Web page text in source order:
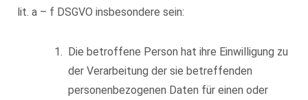
lit. a – f DSGVO insbesondere sein:
Die betroffene Person hat ihre Einwilligung zu
der Verarbeitung der sie betreffenden
personenbezogenen Daten für einen oder